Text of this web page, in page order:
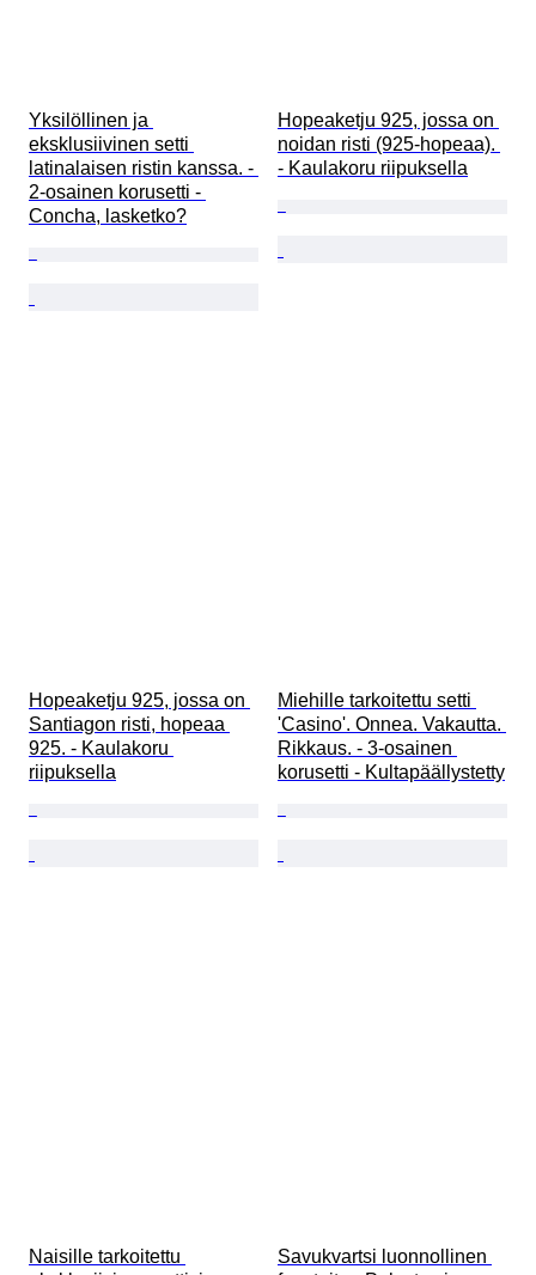
Yksilöllinen ja
eksklusiivinen setti
latinalaisen ristin kanssa. -
2-osainen korusetti -
Concha, lasketko?
Hopeaketju 925, jossa on
noidan risti (925-hopeaa).
- Kaulakoru riipuksella
Hopeaketju 925, jossa on
Santiagon risti, hopeaa
925. - Kaulakoru
riipuksella
Miehille tarkoitettu setti
'Casino'. Onnea. Vakautta.
Rikkaus. - 3-osainen
korusetti - Kultapäällystetty
Naisille tarkoitettu
Savukvartsi luonnollinen